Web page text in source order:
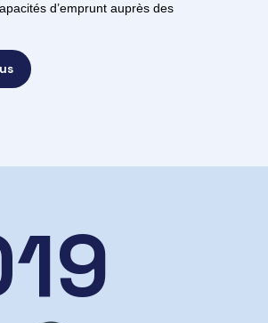
d’emprunt auprès des